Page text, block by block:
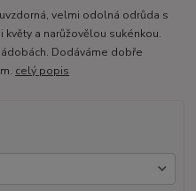
velmi odolná odrůda s
a narůžovělou sukénkou.
Dodáváme dobře
celý popis